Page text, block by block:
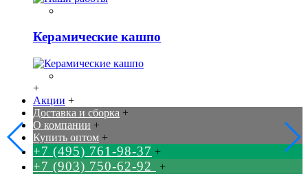
Керамические кашпо
+
Акции +
Доставка и сборка +
О компании +
Купить оптом +
+7 (495) 761-98-37 +
+7 (903) 750-62-92 +